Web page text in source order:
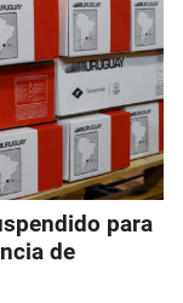
para
de